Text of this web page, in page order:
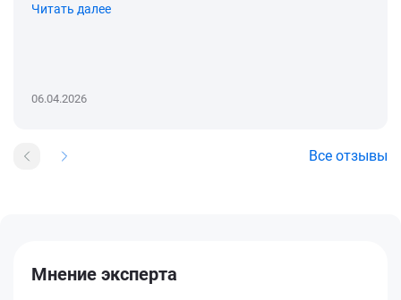
Читать далее
06.04.2026
Все отзывы
Мнение эксперта